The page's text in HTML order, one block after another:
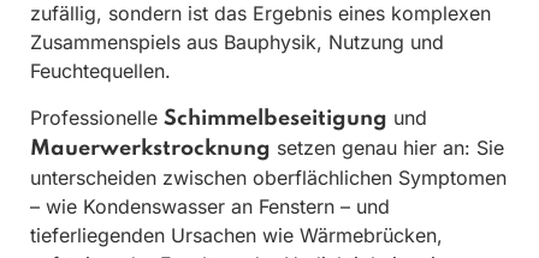
zufällig, sondern ist das Ergebnis eines komplexen
Zusammenspiels aus Bauphysik, Nutzung und
Feuchtequellen.
Professionelle Schimmelbeseitigung und
Mauerwerkstrocknung setzen genau hier an: Sie
unterscheiden zwischen oberflächlichen Symptomen
– wie Kondenswasser an Fenstern – und
tieferliegenden Ursachen wie Wärmebrücken,